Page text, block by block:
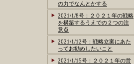
の力でなんとかする
2021/1/8号：２０２１年の戦略
を構築するうえでの２つの注
意点
2021/1/12号：戦略立案にあた
ってお勧めしたいこと
2021/1/15号：２０２１年の営